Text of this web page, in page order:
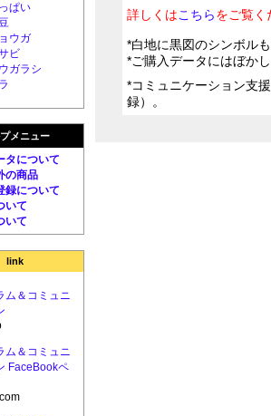
ぱい
ウガ
ビ
ガラシ
メニュー
タについて
の商品
録について
いて
いて
link
ム＆コミュニ
ム＆コミュニ
FaceBookペ
詳しくはこちらをご覧く
*白地に黒図のシンボル
*ご購入データにはぼか
*コミュニケーション支
録）。